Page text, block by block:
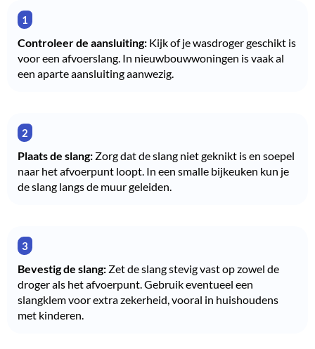
Controleer de aansluiting: Kijk of je wasdroger geschikt is
voor een afvoerslang. In nieuwbouwwoningen is vaak al
een aparte aansluiting aanwezig.
Plaats de slang: Zorg dat de slang niet geknikt is en soepel
naar het afvoerpunt loopt. In een smalle bijkeuken kun je
de slang langs de muur geleiden.
Bevestig de slang: Zet de slang stevig vast op zowel de
droger als het afvoerpunt. Gebruik eventueel een
slangklem voor extra zekerheid, vooral in huishoudens
met kinderen.